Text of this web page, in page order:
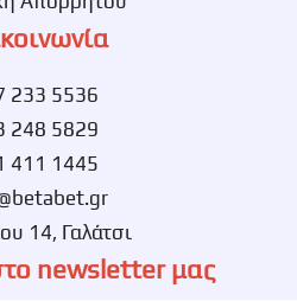
233 5536
248 5829
411 1445
14, Γαλάτσι
newsletter μας